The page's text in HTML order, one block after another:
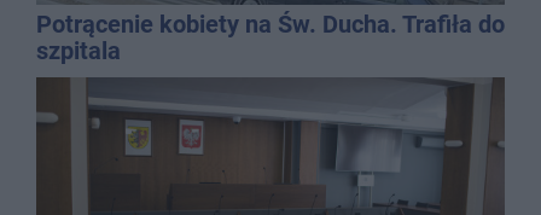
Potrącenie kobiety na Św. Ducha. Trafiła do
szpitala